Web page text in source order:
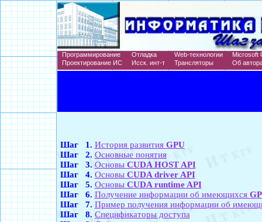
Программирование Отладка Web-технологии
Microsoft
Проектирование ИС
Исск. инт-т Трансляторы Об
Шаг 1. История развития GPU
Шаг 2. Основные понятия
Шаг 3. Основы CUDA HOST API
Шаг 4. Основы CUDA driver API
Шаг 5. Основы CUDA runtime API
Шаг 6. Получение информации об имеющихся
Шаг 7. Пример получения информации об
Шаг 8. Спецификаторы доступа